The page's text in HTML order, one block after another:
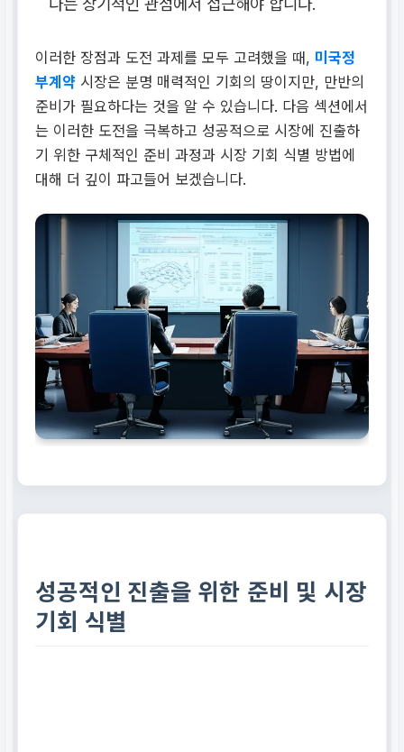
이러한 장점과 도전 과제를 모두 고려했을 때, 미국정
부계약 시장은 분명 매력적인 기회의 땅이지만, 만반의
준비가 필요하다는 것을 알 수 있습니다. 다음 섹션에서
는 이러한 도전을 극복하고 성공적으로 시장에 진출하
기 위한 구체적인 준비 과정과 시장 기회 식별 방법에
대해 더 깊이 파고들어 보겠습니다.
성공적인 진출을 위한 준비 및 시장
기회 식별